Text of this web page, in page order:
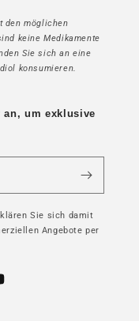
den möglichen
keine Medikamente
Sie sich an eine
konsumieren.
an, um exklusive
Sie sich damit
Angebote per